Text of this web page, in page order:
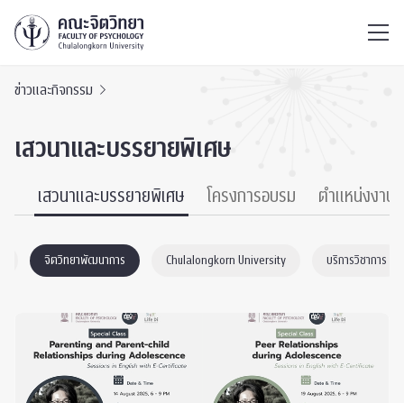
ข่าวและกิจกรรม
เสวนาและบรรยายพิเศษ
เสวนาและบรรยายพิเศษ โครงการอบรม ตำแหน่งงาน
จิตวิทยาพัฒนาการ Chulalongkorn University บริการวิชาการ